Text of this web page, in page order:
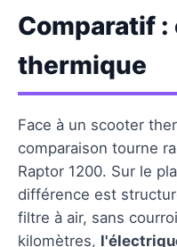
Comparatif
thermique
Face à un scooter
comparaison tourne
Raptor 1200. Sur le
différence est
filtre à air, sans
kilomètres,